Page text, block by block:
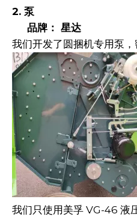
2. 泵
品牌： 星达
我们开发了圆捆机专用泵，
我们只使用美孚 VG-46 液